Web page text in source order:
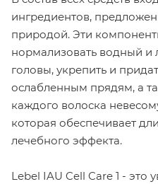
ингредиентов,
природой. Эти
нормализовать водный
головы, укрепить и
ослабленным прядям, а
каждого волоска
которая обеспечивает
лечебного эффекта.
Lebel IAU Cell Care 1 -